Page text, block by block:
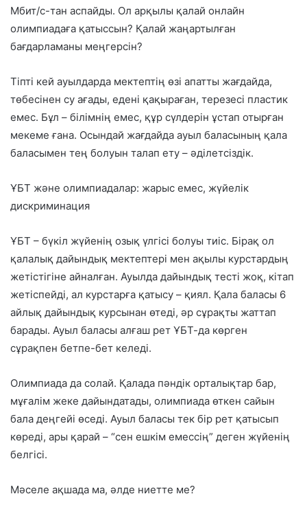
Мбит/с-тан аспайды. Ол арқылы қалай онлайн
олимпиадаға қатыссын? Қалай жаңартылған
бағдарламаны меңгерсін?
Тіпті кей ауылдарда мектептің өзі апатты жағдайда,
төбесінен су ағады, едені қақыраған, терезесі пластик
емес. Бұл – білімнің емес, құр сүлдерін ұстап отырған
мекеме ғана. Осындай жағдайда ауыл баласының қала
баласымен тең болуын талап ету – әділетсіздік.
ҰБТ және олимпиадалар: жарыс емес, жүйелік
дискриминация
ҰБТ – бүкіл жүйенің озық үлгісі болуы тиіс. Бірақ ол
қалалық дайындық мектептері мен ақылы курстардың
жетістігіне айналған. Ауылда дайындық тесті жоқ, кітап
жетіспейді, ал курстарға қатысу – қиял. Қала баласы 6
айлық дайындық курсынан өтеді, әр сұрақты жаттап
барады. Ауыл баласы алғаш рет ҰБТ-да көрген
сұрақпен бетпе-бет келеді.
Олимпиада да солай. Қалада пәндік орталықтар бар,
мұғалім жеке дайындатады, олимпиада өткен сайын
бала деңгейі өседі. Ауыл баласы тек бір рет қатысып
көреді, ары қарай – “сен ешкім емессің” деген жүйенің
белгісі.
Мәселе ақшада ма, әлде ниетте ме?